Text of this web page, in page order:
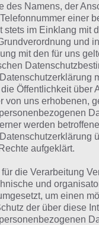
und Rätsel
Level wie “Bild: Taucher”
” und “Das
“. Klicke einfach auf
mehr aktuell sein sollte
fehlt, so teile uns die
die zahlreichen Fragen
bei 94%
des Namens, der
einer
stets im Einklang mit
und in
mit den für uns
Öffentlichkeit über
von uns erhobenen,
werden
aufgeklärt.
die Verarbeitung
und
um einen
der über diese